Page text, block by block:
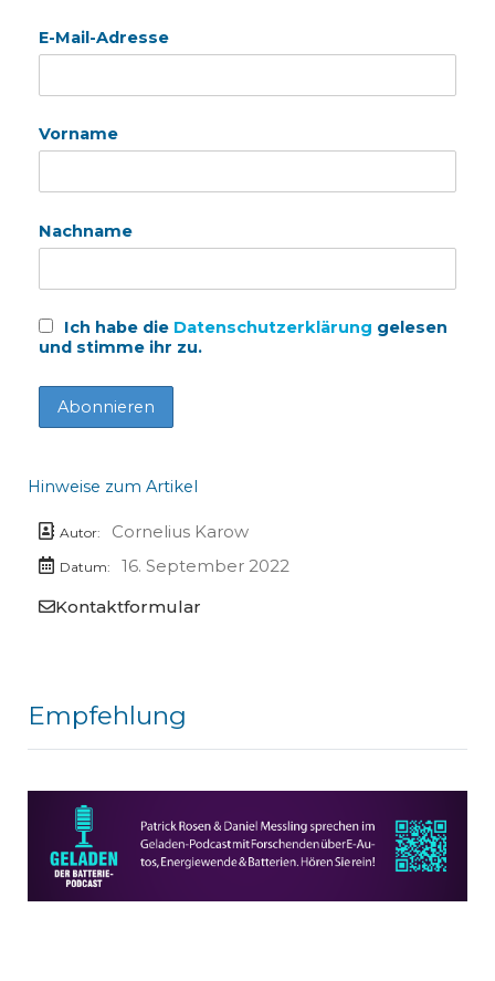
E-Mail-Adresse
Vorname
Nachname
Ich habe die Datenschutzerklärung gelesen
und stimme ihr zu.
Hinweise zum Artikel
Autor: Cornelius Karow
Datum:
16. September 2022
Kontaktformular
Empfehlung